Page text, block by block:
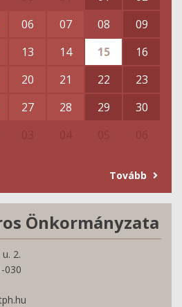
06 07 08
09
13 14 15
16
20 21 22
23
27 28 29
30
Tovább
Önkormányzata
2.
030